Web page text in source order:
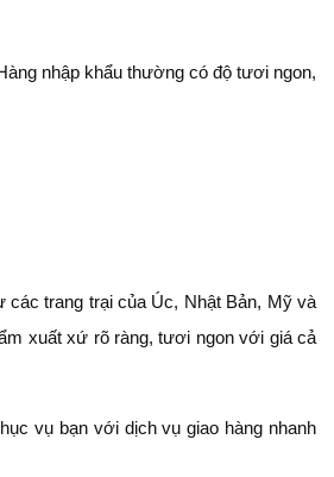
nhập khẩu thường có độ tươi ngon,
các trang trại của Úc, Nhật Bản, Mỹ và
xuất xứ rõ ràng, tươi ngon với giá cả
vụ bạn với dịch vụ giao hàng nhanh